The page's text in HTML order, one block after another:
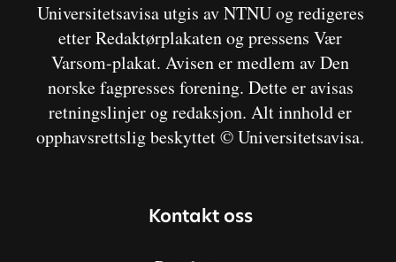
Universitetsavisa utgis av NTNU og redigeres
etter Redaktørplakaten og pressens Vær
Varsom-plakat. Avisen er medlem av Den
norske fagpresses forening. Dette er avisas
retningslinjer og redaksjon. Alt innhold er
opphavsrettslig beskyttet © Universitetsavisa.
Kontakt oss